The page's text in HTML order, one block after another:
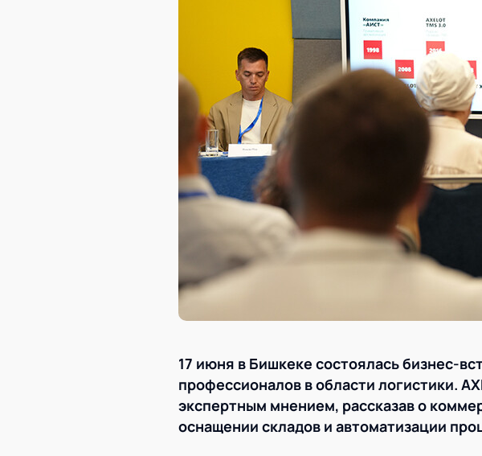
AXELOT AI
Контакты
Контакты
17 июня в Бишкеке состоялась бизнес-
профессионалов в области логистики.
экспертным мнением, рассказав о
оснащении складов и автоматизации